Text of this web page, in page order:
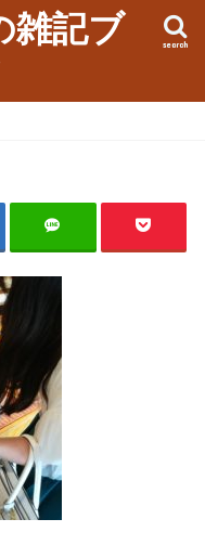
雑記ブ
search